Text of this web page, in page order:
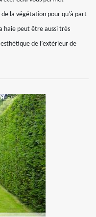
la végétation pour qu’à part
haie peut être aussi très
de l’extérieur de